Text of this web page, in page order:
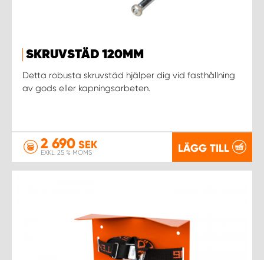
SKRUVSTÄD 120MM
Detta robusta skruvstäd hjälper dig vid fasthållning
av gods eller kapningsarbeten.
2 690 SEK
EXKL. 25 % MOMS LÄGG TILL